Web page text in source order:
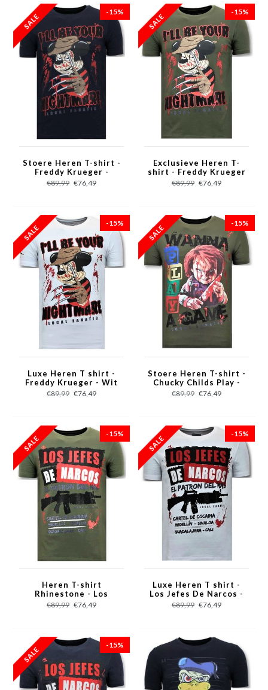
-15%
Stoere Heren T-shirt -
Freddy Krueger -
Blauw
€89,99 €76,49
-15%
Exclusieve Heren T-
shirt - Freddy Krueger
- Groen
€89,99 €76,49
-15%
Luxe Heren T shirt -
Freddy Krueger - Wit
€89,99 €76,49
-15%
Stoere Heren T-shirt -
Chucky Childs Play -
Groen
€89,99 €76,49
-15%
Heren T-shirt
Rhinestone - Los
Jefes De Narcos -
Groen
€89,99 €76,49
-15%
Luxe Heren T shirt -
Los Jefes De Narcos -
Wit
€89,99 €76,49
-15%